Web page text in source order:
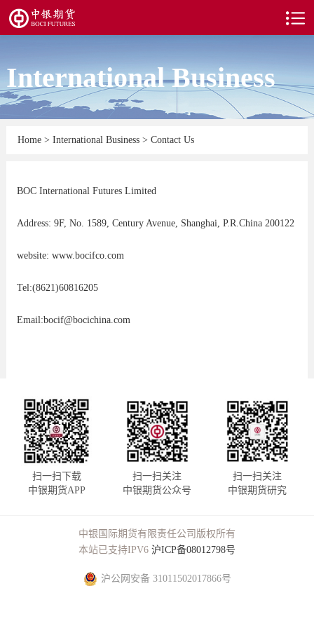
International Business
Home > International Business > Contact Us
BOC International Futures Limited
Address: 9F, No. 1589, Century Avenue, Shanghai, P.R.China 200122
website: www.bocifco.com
Tel:(8621)60816205
Email:bocif@bocichina.com
扫一扫下载
中银期货APP
扫一扫关注
中银期货公众号
扫一扫关注
中银期货研究
中银国际期货有限责任公司版权所有
本站已支持IPV6 沪ICP备08012798号
沪公网安备 31011502017866号